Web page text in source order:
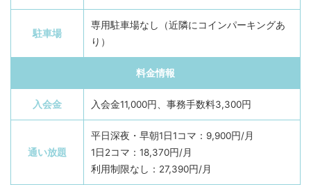
駐車場
専用駐車場なし（近隣にコインパーキングあ
り）
料金情報
入会金 入会金11,000円、事務手数料3,300円
通い放題
平日深夜・早朝1日1コマ：9,900円/月
1日2コマ：18,370円/月
利用制限なし：27,390円/月